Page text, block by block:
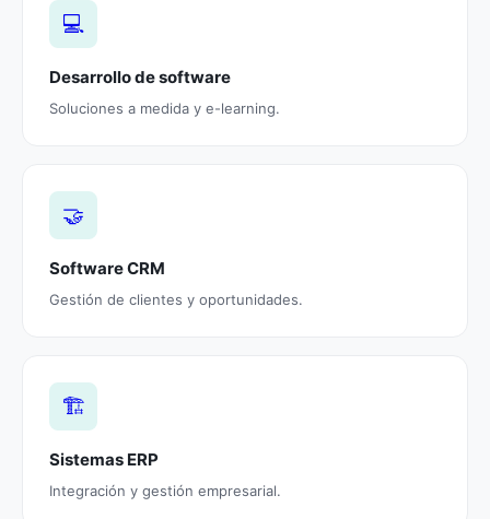
💻
Desarrollo de software
Soluciones a medida y e-learning.
🤝
Software CRM
Gestión de clientes y oportunidades.
🏗️
Sistemas ERP
Integración y gestión empresarial.